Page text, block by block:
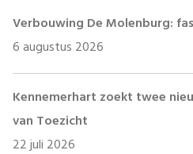
Verbouwing De Molenburg:
6 augustus 2026
Kennemerhart zoekt twee
van Toezicht
22 juli 2026